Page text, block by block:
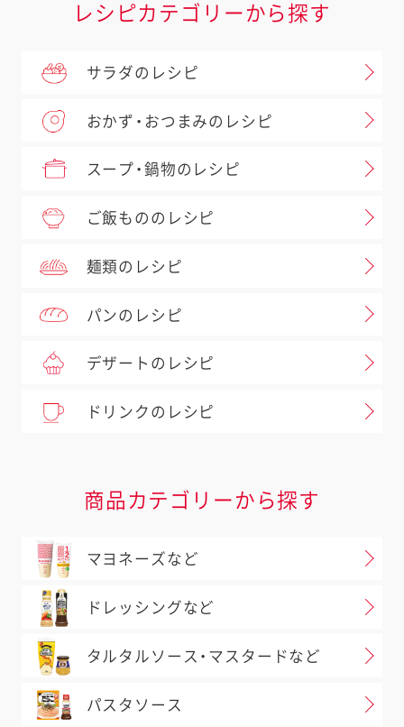
レシピカテゴリーから探す
サラダのレシピ
おかず・おつまみのレシピ
スープ・鍋物のレシピ
ご飯もののレシピ
麺類のレシピ
パンのレシピ
デザートのレシピ
ドリンクのレシピ
商品カテゴリーから探す
マヨネーズなど
ドレッシングなど
タルタルソース・マスタードなど
パスタソース